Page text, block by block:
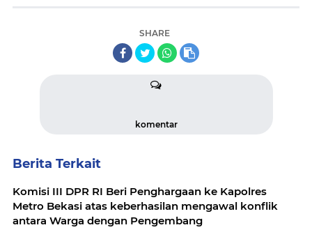
SHARE
komentar
Berita Terkait
Komisi III DPR RI Beri Penghargaan ke Kapolres
Metro Bekasi atas keberhasilan mengawal konflik
antara Warga dengan Pengembang